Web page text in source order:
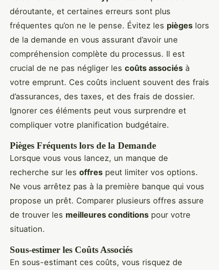
déroutante, et certaines erreurs sont plus
fréquentes qu’on ne le pense. Évitez les pièges lors
de la demande en vous assurant d’avoir une
compréhension complète du processus. Il est
crucial de ne pas négliger les coûts associés à
votre emprunt. Ces coûts incluent souvent des frais
d’assurances, des taxes, et des frais de dossier.
Ignorer ces éléments peut vous surprendre et
compliquer votre planification budgétaire.
Pièges Fréquents lors de la Demande
Lorsque vous vous lancez, un manque de
recherche sur les offres peut limiter vos options.
Ne vous arrêtez pas à la première banque qui vous
propose un prêt. Comparer plusieurs offres assure
de trouver les meilleures conditions pour votre
situation.
Sous-estimer les Coûts Associés
En sous-estimant ces coûts, vous risquez de